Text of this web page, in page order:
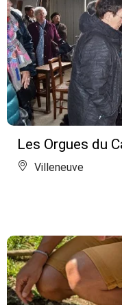
Les Orgues du
Villeneuve